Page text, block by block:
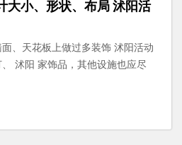
大小、形状、布局 沭阳活
、天花板上做过多装饰 沭阳活动
沭阳 家饰品，其他设施也应尽